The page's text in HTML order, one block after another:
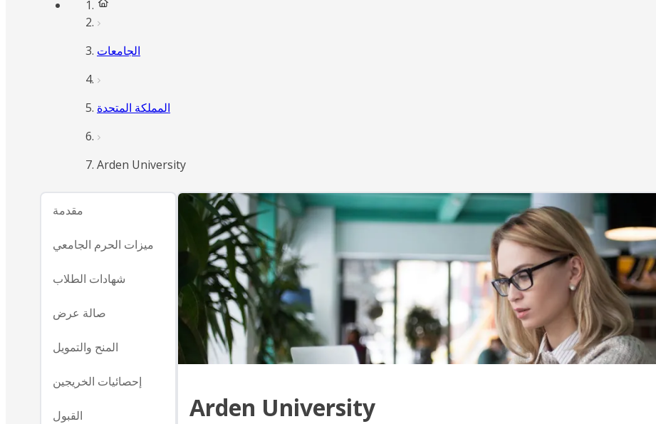
الجامعات
المملكة المتحدة
Arden University
مقدمة
ميزات الحرم الجامعي
شهادات الطلاب
صالة عرض
المنح والتمويل
إحصائيات الخريجين
القبول Arden University